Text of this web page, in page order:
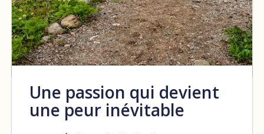
Une passion qui devient
une peur inévitable